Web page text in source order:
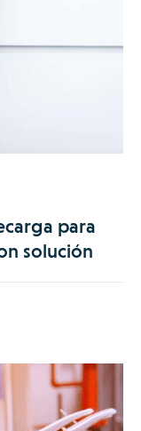
para
solución